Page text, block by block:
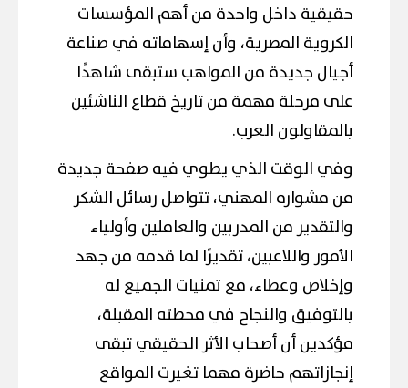
حقيقية داخل واحدة من أهم المؤسسات
الكروية المصرية، وأن إسهاماته في صناعة
أجيال جديدة من المواهب ستبقى شاهدًا
على مرحلة مهمة من تاريخ قطاع الناشئين
بالمقاولون العرب.
وفي الوقت الذي يطوي فيه صفحة جديدة
من مشواره المهني، تتواصل رسائل الشكر
والتقدير من المدربين والعاملين وأولياء
الأمور واللاعبين، تقديرًا لما قدمه من جهد
وإخلاص وعطاء، مع تمنيات الجميع له
بالتوفيق والنجاح في محطته المقبلة،
مؤكدين أن أصحاب الأثر الحقيقي تبقى
إنجازاتهم حاضرة مهما تغيرت المواقع